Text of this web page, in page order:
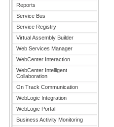
Reports
Service Bus
Service Registry
Virtual Assembly Builder
Web Services Manager
WebCenter Interaction
WebCenter Intelligent
Collaboration
On Track Communication
WebLogic Integration
WebLogic Portal
Business Activity Monitoring